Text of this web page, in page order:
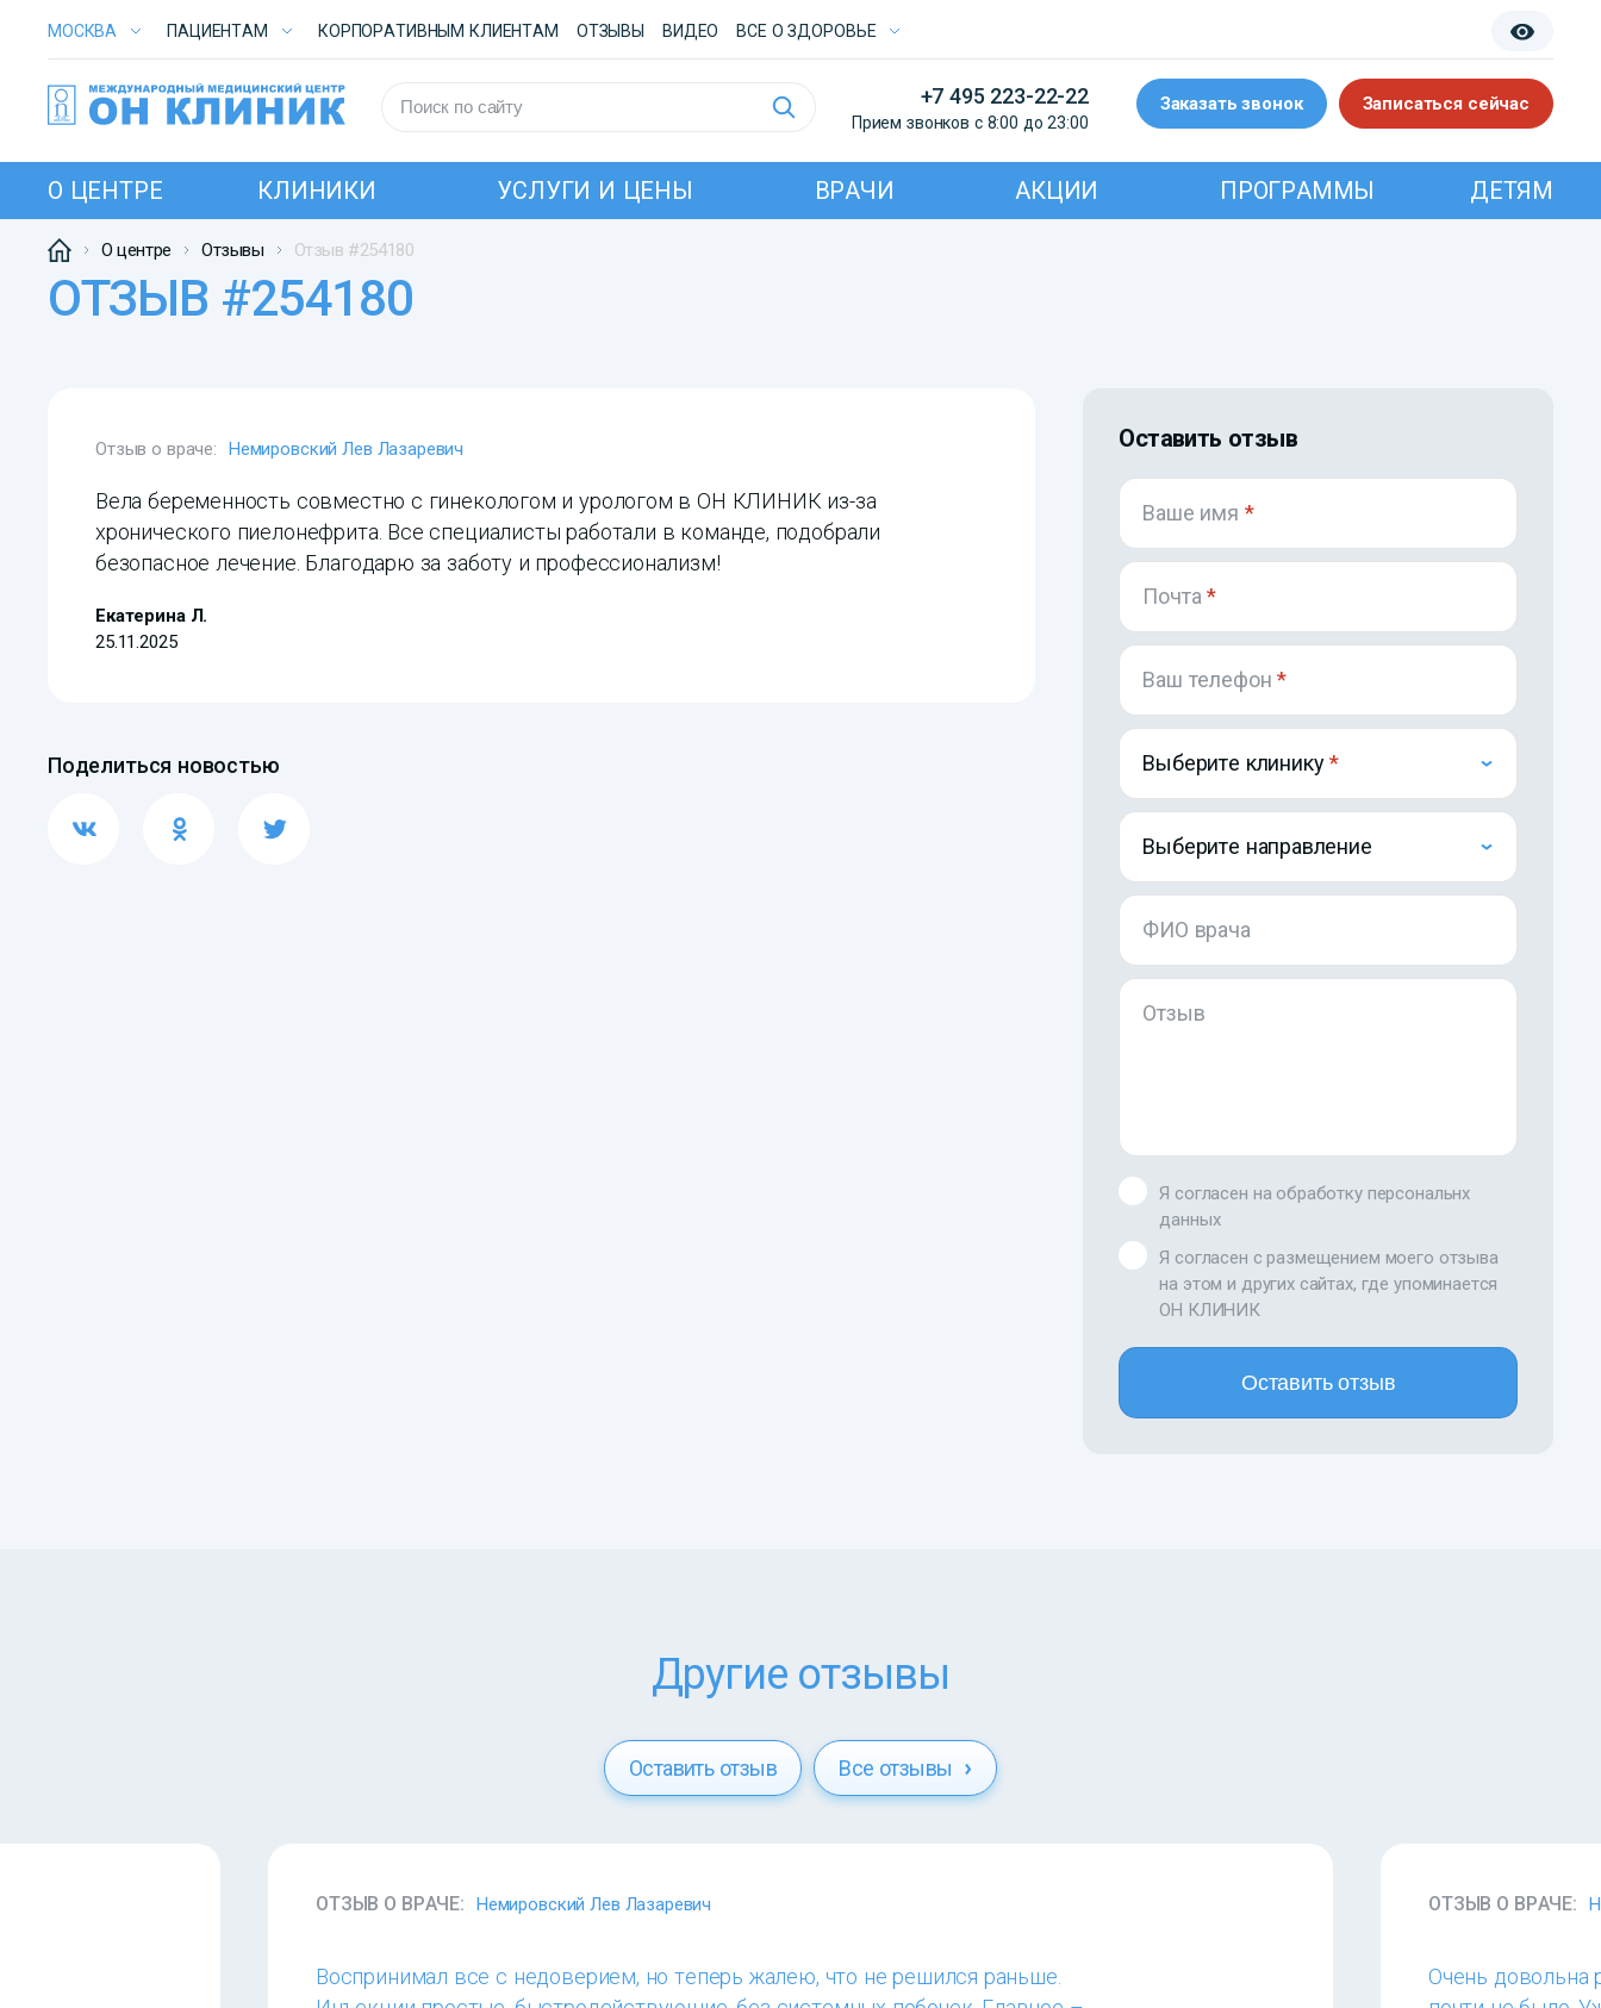
МОСКВА ПАЦИЕНТАМ КОРПОРАТИВНЫМ КЛИЕНТАМ ОТЗЫВЫ ВИДЕО ВСE О ЗДОРОВЬЕ
+7 495 223-22-22
Прием звонков с 8:00 до 23:00
Заказать звонок Записаться сейчас
О ЦЕНТРЕ КЛИНИКИ УСЛУГИ И ЦЕНЫ ВРАЧИ АКЦИИ ПРОГРАММЫ ДЕТЯМ
О центре Отзывы Отзыв #254180
ОТЗЫВ #254180
Отзыв о враче: Немировский Лев Лазаревич
Вела беременность совместно с гинекологом и урологом в ОН КЛИНИК из-за
хронического пиелонефрита. Все специалисты работали в команде, подобрали
безопасное лечение. Благодарю за заботу и профессионализм!
Екатерина Л.
25.11.2025
Поделиться новостью
Оставить отзыв
Ваше имя *
Почта*
Ваш телефон*
Выберите клинику
Выберите направление
ФИО врача
Отзыв
Я согласен на обработку персональнх
данных
Я согласен с размещением моего отзыва
на этом и других сайтах, где упоминается
ОН КЛИНИК
Оставить отзыв
Другие отзывы
Оставить отзыв Все отзывы
ОТЗЫВ О ВРАЧЕ: Немировский Лев Лазаревич
Воспринимал все с недоверием, но теперь жалею, что не решился раньше.
ОТЗЫВ О ВРАЧЕ:
Очень довольна